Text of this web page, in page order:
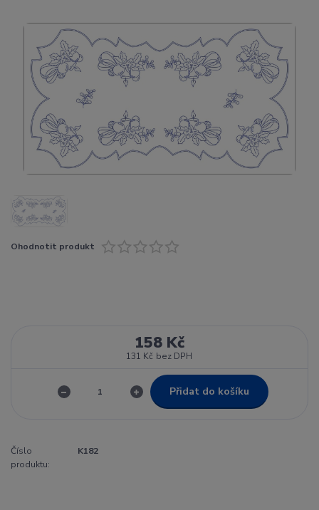
Ohodnotit produkt
158 Kč
131 Kč bez DPH
Přidat do košíku
Číslo
produktu:
K182